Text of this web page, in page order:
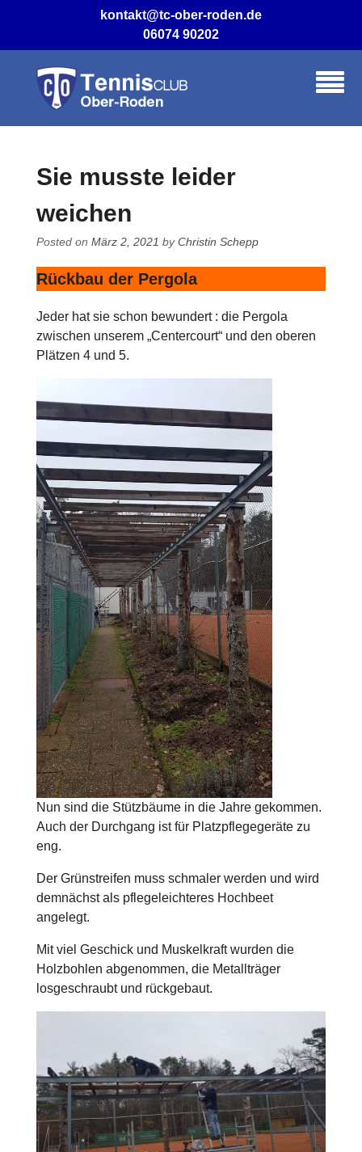
content
kontakt@tc-ober-roden.de
06074 90202
Sie musste leider
weichen
Posted on März 2, 2021 byChristin Schepp
Rückbau der Pergola
Jeder hat sie schon bewundert : die Pergola
zwischen unserem „Centercourt“ und den oberen
Plätzen 4 und 5.
Nun sind die Stützbäume in die Jahre gekommen.
Auch der Durchgang ist für Platzpflegegeräte zu
eng.
Der Grünstreifen muss schmaler werden und wird
demnächst als pflegeleichteres Hochbeet
angelegt.
Mit viel Geschick und Muskelkraft wurden die
Holzbohlen abgenommen, die Metallträger
losgeschraubt und rückgebaut.